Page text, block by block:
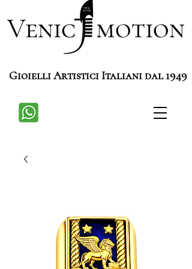
Venic motion
Gioielli Artistici Italiani dal 1949